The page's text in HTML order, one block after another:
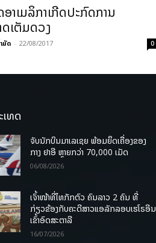
າເມລິກາເກີດປະກົດການ
ເຕັມດວງ
ມັດ - 22/08/2017 0
ເທດ
ຈັບນັກບິນມາເລເຊຍ ພ້ອມຍຶດເຄື່ອງຂອງ
ກາງ ຢາອີ ຫຼາຍກວ່າ 70,000 ເມັດ
06/08/2026
ເຈົ້າໜ້າທີ່ໄທກັກຕົວ ຄົນລາວ 2 ຄົນ ທີ່
ກ່ຽວຂ້ອງກັບຄະດີສາວແອລັກລອບເຮໂຣອີນ
ເຂົ້າອົດສະຕາລີ
16/07/2026